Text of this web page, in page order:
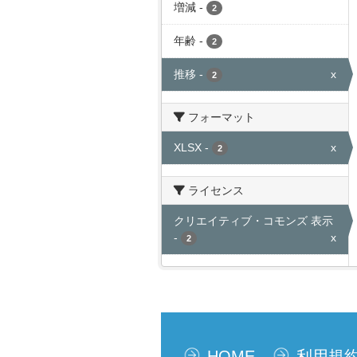
増減 - 2
年齢 - 2
推移 - 2 x
フォーマット
XLSX - 2 x
ライセンス
クリエイティブ・コモンズ 表示
-
2 x